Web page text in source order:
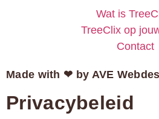
Wat is
TreeClix op
Contact
Made with ❤ by AVE
Privacybeleid